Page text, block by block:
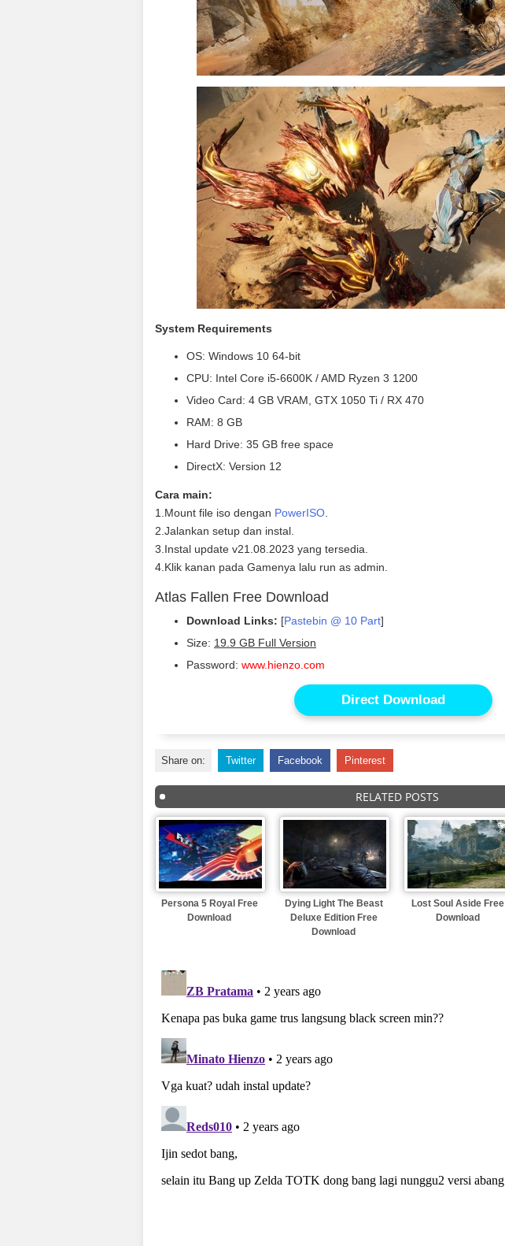
System Requirements
OS: Windows 10 64-bit
CPU: Intel Core i5-6600K / AMD Ryzen 3 1200
Video Card: 4 GB VRAM, GTX 1050 Ti / RX 470
RAM: 8 GB
Hard Drive: 35 GB free space
DirectX: Version 12
Cara main:
1.Mount file iso dengan PowerISO
2.Jalankan setup dan instal.
3.Instal update v21.08.2023 yang tersedia.
4.Klik kanan pada Gamenya lalu run as admin.
Atlas Fallen Free Download
Download Links: [Pastebin @ 10 Part]
Size: 19.9 GB Full Version
Password: www.hienzo.com
Direct Download
Share on: Twitter Facebook Pinterest
RELATED POSTS
Persona 5 Royal Free
Download
Dying Light The Beast
Deluxe Edition Free
Download
Lost Soul Aside Free
Download